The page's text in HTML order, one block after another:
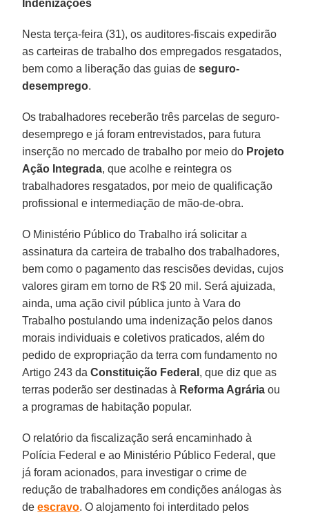
Indenizações
Nesta terça-feira (31), os auditores-fiscais expedirão
as carteiras de trabalho dos empregados resgatados,
bem como a liberação das guias deseguro-
desemprego.
Os trabalhadores receberão três parcelas de seguro-
desemprego e já foram entrevistados, para futura
inserção no mercado de trabalho por meio do Projeto
Ação Integrada, que acolhe e reintegra os
trabalhadores resgatados, por meio de qualificação
profissional e intermediação de mão-de-obra.
O Ministério Público do Trabalho irá solicitar a
assinatura da carteira de trabalho dos trabalhadores,
bem como o pagamento das rescisões devidas, cujos
valores giram em torno de R$ 20 mil. Será ajuizada,
ainda, uma ação civil pública junto à Vara do
Trabalho postulando uma indenização pelos danos
morais individuais e coletivos praticados, além do
pedido de expropriação da terra com fundamento no
Artigo 243 daConstituição Federal , que diz que as
terras poderão ser destinadas à Reforma Agrária ou
a programas de habitação popular.
O relatório da fiscalização será encaminhado à
Polícia Federal e ao Ministério Público Federal, que
já foram acionados, para investigar o crime de
redução de trabalhadores em condições análogas às
deescravo. O alojamento foi interditado pelos